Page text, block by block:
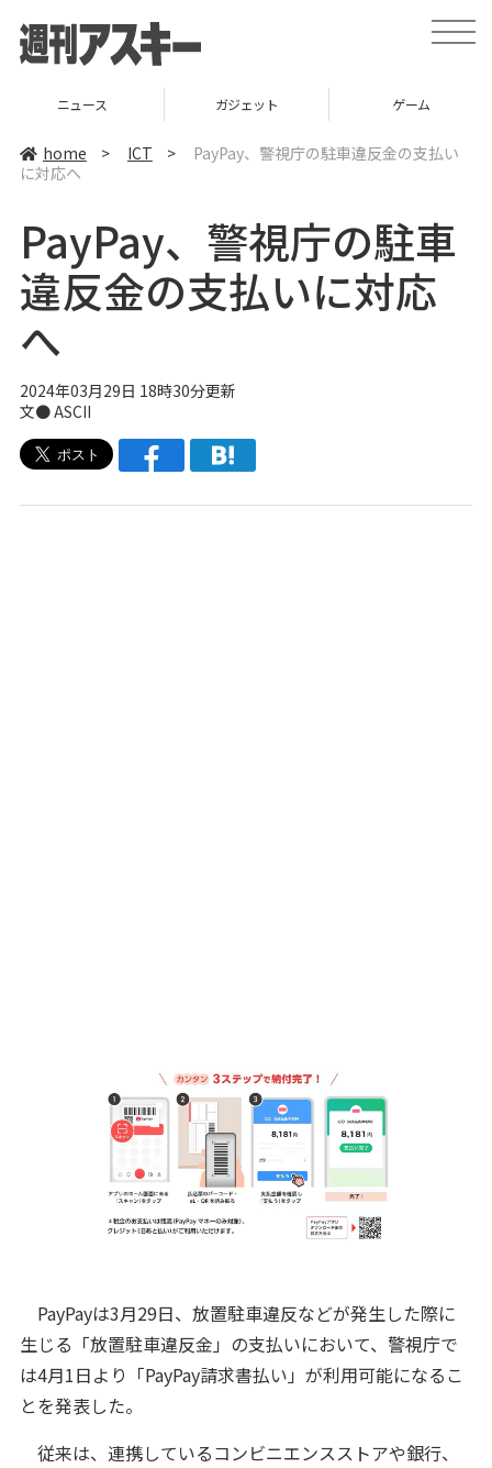
t
o
v
t
o
ニュース ガジェット ゲーム
home > ICT >
PayPay、警視庁の駐車違反金の支払い
に対応へ
PayPay、警視庁の駐車
違反金の支払いに対応
へ
2024年03月29日 18時30分更新
文● ASCII
PayPayは3月29日、放置駐車違反などが発生した際に
生じる「放置駐車違反金」の支払いにおいて、警視庁で
は4月1日より「PayPay請求書払い」が利用可能になるこ
とを発表した。
従来は、連携しているコンビニエンスストアや銀行、